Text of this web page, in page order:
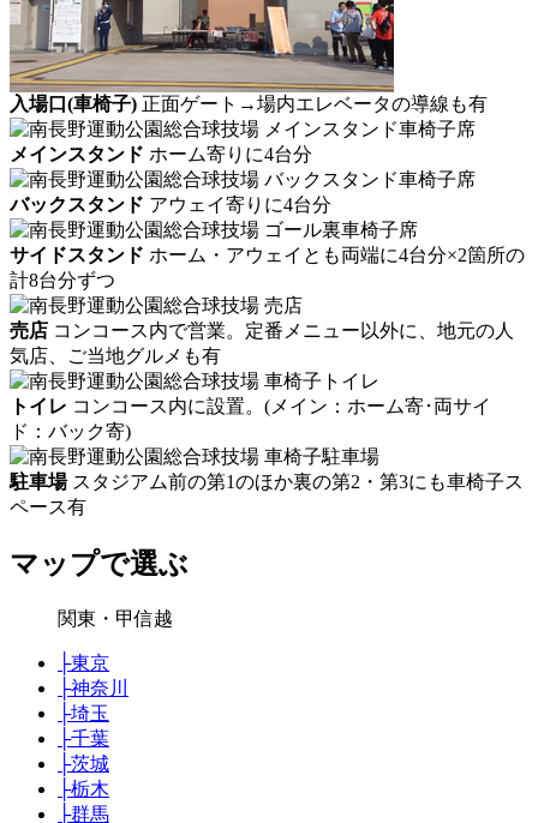
入場口(車椅子) 正面ゲート→場内エレベータの導線も有
メインスタンド ホーム寄りに4台分
バックスタンド アウェイ寄りに4台分
サイドスタンド ホーム・アウェイとも両端に4台分×2箇所の
計8台分ずつ
売店 コンコース内で営業。定番メニュー以外に、地元の人
気店、ご当地グルメも有
トイレ コンコース内に設置。(メイン：ホーム寄･両サイ
ド：バック寄)
駐車場スタジアム前の第1のほか裏の第2・第3にも車椅子ス
ペース有
マップで選ぶ
関東・甲信越
├東京
├神奈川
├埼玉
├千葉
├茨城
├栃木
├群馬